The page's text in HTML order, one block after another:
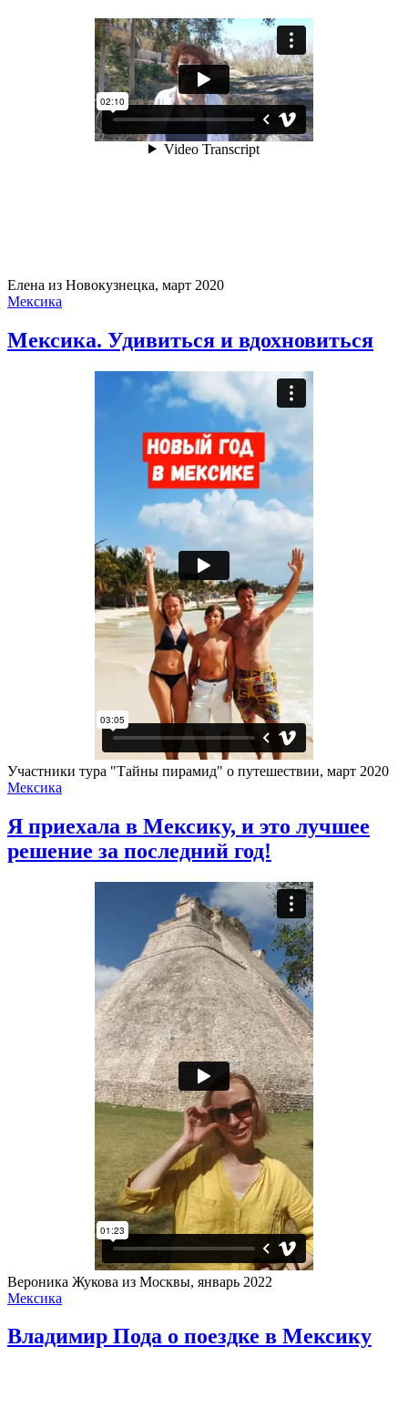
Елена из Новокузнецка, март 2020
Мексика
Мексика. Удивиться и вдохновиться
Участники тура "Тайны пирамид" о путешествии, март 2020
Мексика
Я приехала в Мексику, и это лучшее
решение за последний год!
Вероника Жукова из Москвы, январь 2022
Мексика
Владимир Пода о поездке в Мексику